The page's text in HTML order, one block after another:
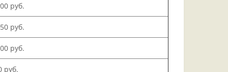
руб.
руб.
руб.
руб.